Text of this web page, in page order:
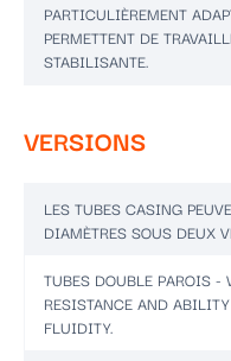
PARTICULIÈREMENT
PERMETTENT DE
STABILISANTE.
VERSIONS
LES TUBES CASING
DIAMÈTRES SOUS DEUX
TUBES DOUBLE PAROIS -
RESISTANCE AND
FLUIDITY.